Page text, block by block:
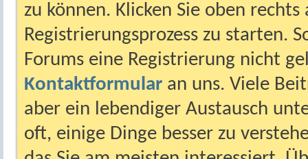
zu können. Klicken Sie oben
Registrierungsprozess zu starten.
Forums eine Registrierung nicht
Kontaktformular an uns. Viele
aber ein lebendiger Austausch
oft, einige Dinge besser zu